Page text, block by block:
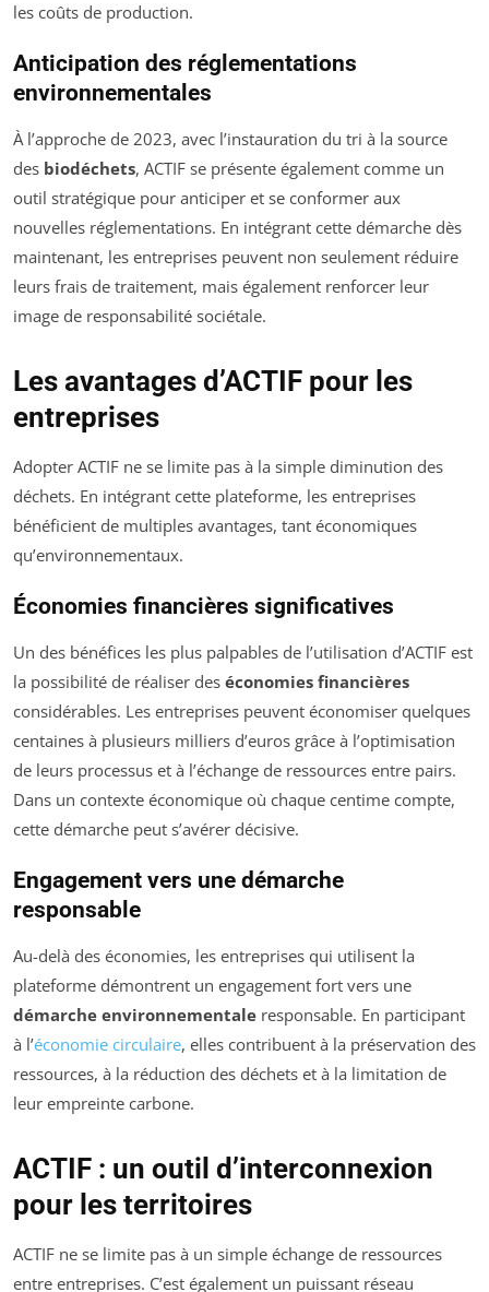
les coûts de production.
Anticipation des réglementations
environnementales
À l’approche de 2023, avec l’instauration du tri à la source
des biodéchets, ACTIF se présente également comme un
outil stratégique pour anticiper et se conformer aux
nouvelles réglementations. En intégrant cette démarche dès
maintenant, les entreprises peuvent non seulement réduire
leurs frais de traitement, mais également renforcer leur
image de responsabilité sociétale.
Les avantages d’ACTIF pour les
entreprises
Adopter ACTIF ne se limite pas à la simple diminution des
déchets. En intégrant cette plateforme, les entreprises
bénéficient de multiples avantages, tant économiques
qu’environnementaux.
Économies financières significatives
Un des bénéfices les plus palpables de l’utilisation d’ACTIF est
la possibilité de réaliser des économies financières
considérables. Les entreprises peuvent économiser quelques
centaines à plusieurs milliers d’euros grâce à l’optimisation
de leurs processus et à l’échange de ressources entre pairs.
Dans un contexte économique où chaque centime compte,
cette démarche peut s’avérer décisive.
Engagement vers une démarche
responsable
Au-delà des économies, les entreprises qui utilisent la
plateforme démontrent un engagement fort vers une
démarche environnementale responsable. En participant
à l’économie circulaire, elles contribuent à la préservation des
ressources, à la réduction des déchets et à la limitation de
leur empreinte carbone.
ACTIF : un outil d’interconnexion
pour les territoires
ACTIF ne se limite pas à un simple échange de ressources
entre entreprises. C’est également un puissant réseau